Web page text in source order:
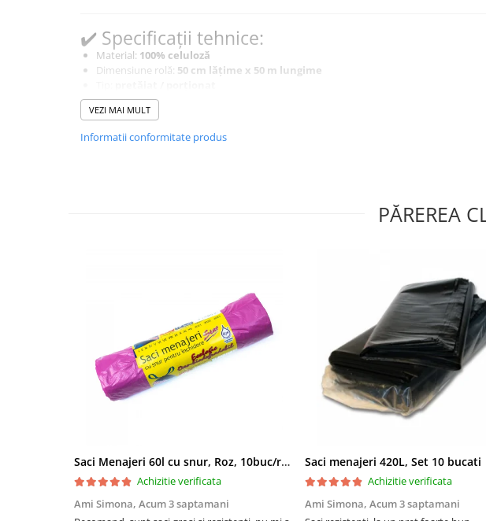
✔️ Specificații tehnice:
Material: 100% celuloză
Dimensiune rolă: 50 cm lățime x 50 m lungime
Culoare: alb
Compatibil cu suporturi standard pentru role de pat
spa & wellness
cabinete estetice
✔️ Beneficiu economic real:
randament bun la utilizare și
✔️ De ce să alegi HTD Shop:
livrare rapidă 24–48h
stocuri constante
VEZI MAI MULT
Informatii conformitate produs
PĂREREA
Saci Menajeri 60l cu snur, Roz, 10buc/rola
Achizitie verificata
Ami Simona, Acum 3 saptamani
Saci menajeri 420L, Set 10 bucati
Achizitie verificata
Ami Simona, Acum 3 saptamani